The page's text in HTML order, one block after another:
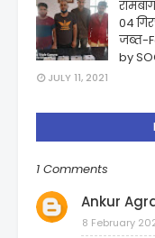
04
जब्त-
by
JULY 11, 2021
1 Comments
Ankur
8 February